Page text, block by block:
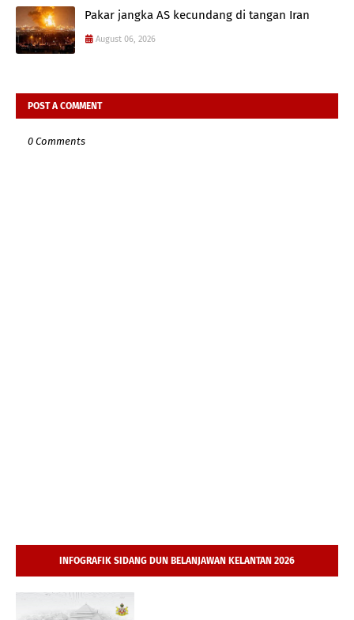
Pakar jangka AS kecundang di tangan Iran
August 06, 2026
POST A COMMENT
0 Comments
INFOGRAFIK SIDANG DUN BELANJAWAN KELANTAN 2026